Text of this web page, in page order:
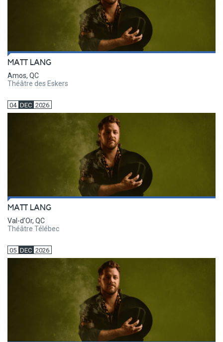
MATT LANG
Amos, QC
Théâtre des Eskers
04 DEC 2026
MATT LANG
Val-d'Or, QC
Théâtre Télébec
05 DEC 2026